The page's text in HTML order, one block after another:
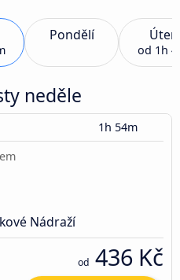
Pondělí
od 1h
neděle
1h 54m
Nádraží
od 436 Kč